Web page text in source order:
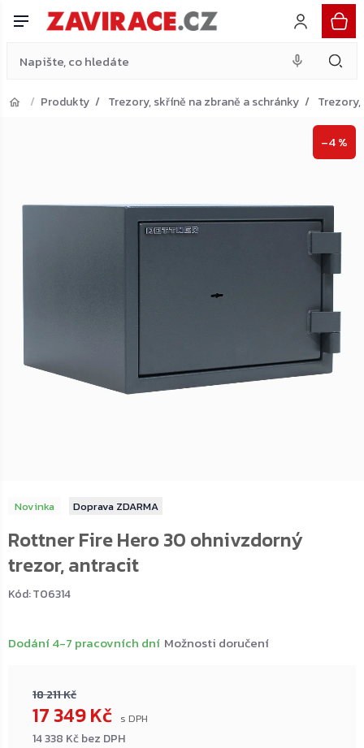
Produkty Trezory, skříně na zbraně a schránky
Novinka ZDARMA
Rottner Fire Hero 30 ohnivzdorný
trezor, antracit
Kód:T06314
–4 %
18 211 Kč
17 349 Kč
14 338 Kč bez DPH
Dodání 4-7 pracovních dní Možnosti doručení
17 349 Kč
Do košíku